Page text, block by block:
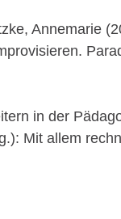
Annemarie
in der
Mit allem